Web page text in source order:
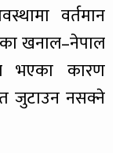
वर्तमान
खनाल–नेपाल
भएका कारण
जुटाउन नसक्ने